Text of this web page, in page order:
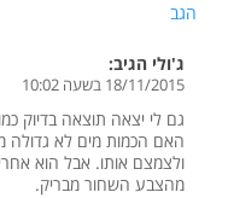
הגב
ג'ולי הגיב:
18/11/2015 בשעה 10:02
גם לי יצאה תוצאה בדיוק
האם הכמות מים לא גדולה
ולצמצם אותו. אבל הוא
מהצבע השחור מבריק.